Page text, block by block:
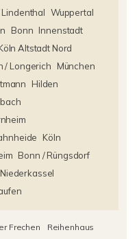
Lindenthal Wuppertal
Bonn Innenstadt
Altstadt Nord
/ Longerich
München
Hilden
Köln
Bonn / Rüngsdorf
Niederkassel
Frechen
Reihenhaus